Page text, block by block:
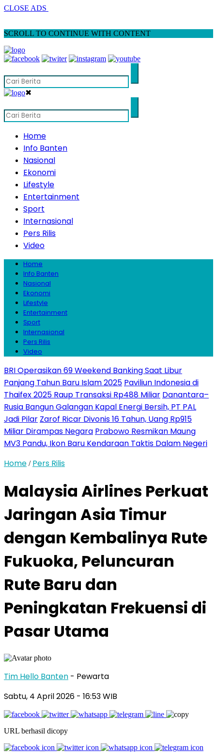
CLOSE ADS
SCROLL TO CONTINUE WITH CONTENT
✖
Home
Info Banten
Nasional
Ekonomi
Lifestyle
Entertainment
Sport
Internasional
Pers Rilis
Video
Home
Info Banten
Nasional
Ekonomi
Lifestyle
Entertainment
Sport
Internasional
Pers Rilis
Video
BRI Operasikan 69 Weekend Banking Saat Libur
Panjang Tahun Baru Islam 2025 Paviliun Indonesia di
Thaifex 2025 Raup Transaksi Rp488 Miliar Danantara–
Rusia Bangun Galangan Kapal Energi Bersih, PT PAL
Jadi Pilar Zarof Ricar Divonis 16 Tahun, Uang Rp915
Miliar Dirampas Negara Prabowo Resmikan Maung
MV3 Pandu, Ikon Baru Kendaraan Taktis Dalam Negeri
Home / Pers Rilis
Malaysia Airlines Perkuat
Jaringan Asia Timur
dengan Kembalinya Rute
Fukuoka, Peluncuran
Rute Baru dan
Peningkatan Frekuensi di
Pasar Utama
Tim Hello Banten - Pewarta
Sabtu, 4 April 2026 - 16:53 WIB
URL berhasil dicopy